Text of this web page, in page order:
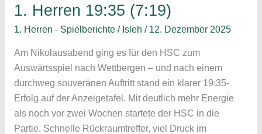
1. Herren 19:35 (7:19)
1. Herren - Spielberichte/ Isleh / 12. Dezember 2025
Am Nikolausabend ging es für den HSC zum
Auswärtsspiel nach Wettbergen – und nach einem
durchweg souveränen Auftritt stand ein klarer 19:35-
Erfolg auf der Anzeigetafel. Mit deutlich mehr Energie
als noch vor zwei Wochen startete der HSC in die
Partie. Schnelle Rückraumtreffer, viel Druck im